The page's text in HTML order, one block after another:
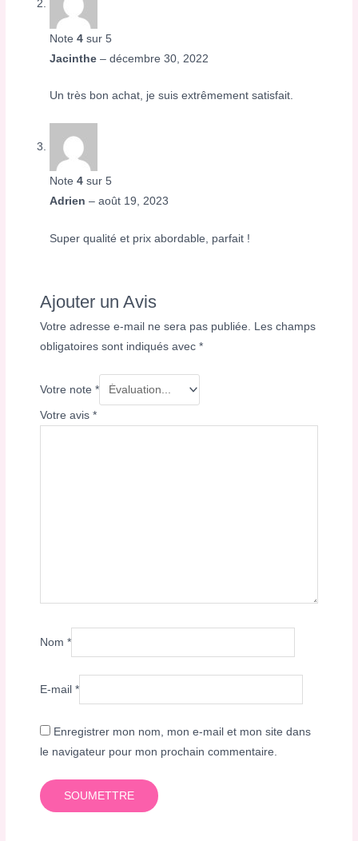
Note4 sur 5
Jacinthe– décembre 30, 2022
Un très bon achat, je suis extrêmement satisfait.
Note4 sur 5
Adrien– août 19, 2023
Super qualité et prix abordable, parfait !
Ajouter un Avis
Votre adresse e-mail ne sera pas publiée. Les champs
obligatoires sont indiqués avec*
Votre note*
Votre avis*
Nom*
E-mail*
Enregistrer mon nom, mon e-mail et mon site dans
le navigateur pour mon prochain commentaire.